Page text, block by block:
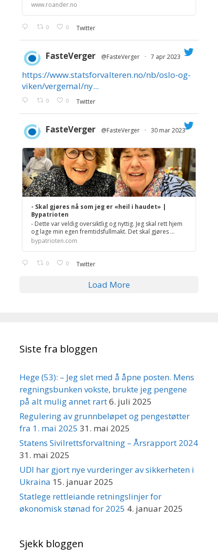
www.roander.no
0 0 Twitter
;
FasteVerger @FasteVerger · 7 apr 2023
https://www.statsforvalteren.no/nb/oslo-og-
viken/vergemal/ny...
0 0 Twitter
;
FasteVerger @FasteVerger · 30 mar 2023
- Skal gjøres nå som jeg er «heil i haudet» |
Bypatrioten
- Dette var veldig oversiktlig og nyttig. Jeg skal rett hjem
og lage min egen fremtidsfullmakt. Det skal gjøres ...
bypatrioten.com
0 0 Twitter
Load More
Siste fra bloggen
Hege (53): – Jeg slet med å åpne posten. Mens
regningsbunken vokste, brukte jeg pengene
på alt mulig annet rart6. juli 2025
Regulering av grunnbeløpet og pengestøtter
fra 1. mai 2025 31. mai 2025
Statens Sivilrettsforvaltning – Årsrapport 2024
31. mai 2025
UDI har gjort nye vurderinger av sikkerheten i
Ukraina 15. januar 2025
Statlege rettleiande retningslinjer for
økonomisk stønad for 2025 4. januar 2025
Sjekk bloggen